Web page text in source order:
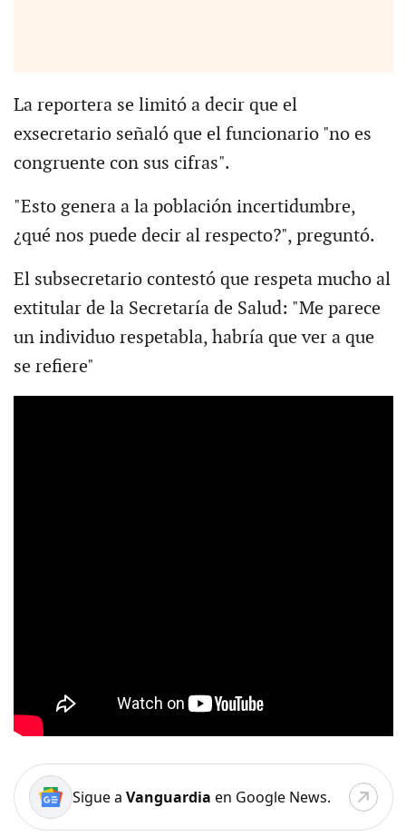
La reportera se limitó a decir que el
exsecretario señaló que el funcionario "no es
congruente con sus cifras".
"Esto genera a la población incertidumbre,
¿qué nos puede decir al respecto?", preguntó.
El subsecretario contestó que respeta mucho al
extitular de la Secretaría de Salud: "Me parece
un individuo respetabla, habría que ver a que
se refiere"
Sigue a Vanguardia en Google News.